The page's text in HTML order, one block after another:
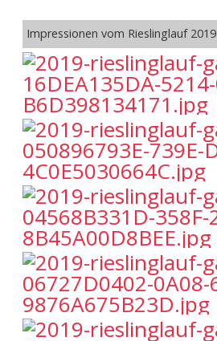
Impressionen vom Rieslinglauf 2019